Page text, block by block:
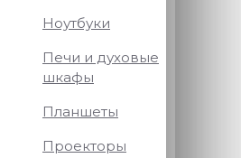
Ноутбуки
Печи и духовые
шкафы
Планшеты
Проекторы